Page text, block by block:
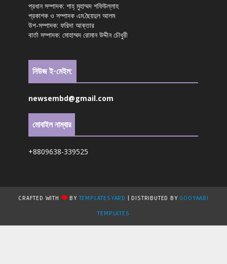
প্রধান সম্পাদক: শাহ্ মুহাম্মদ শফিউল্লাহ
প্রকাশক ও সম্পাদক এম.ছৈয়দুল আলম
উপ-সম্পাদক: ফরিদা আক্তার
বার্তা সম্পাদক: মোহাম্মদ রোমান উদ্দীন চৌধুরী
নিউজ ই-মেইল:
newsembd@gmail.com
মোবাইল নাম্বার
+8809638-339525
CRAFTED WITH BYTEMPLATESYARD | DISTRIBUTED BY GOOYAABI
TEMPLATES